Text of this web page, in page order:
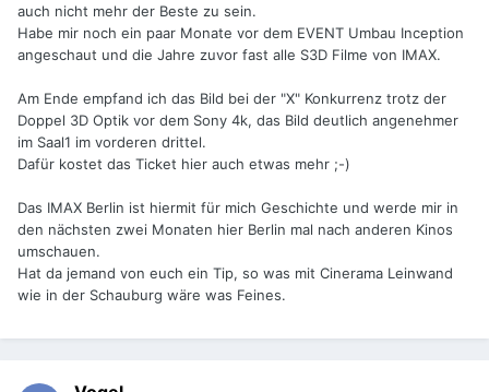
auch nicht mehr der Beste zu sein.
Habe mir noch ein paar Monate vor dem EVENT Umbau Inception
angeschaut und die Jahre zuvor fast alle S3D Filme von IMAX.
Am Ende empfand ich das Bild bei der "X" Konkurrenz trotz der
Doppel 3D Optik vor dem Sony 4k, das Bild deutlich angenehmer
im Saal1 im vorderen drittel.
Dafür kostet das Ticket hier auch etwas mehr ;-)
Das IMAX Berlin ist hiermit für mich Geschichte und werde mir in
den nächsten zwei Monaten hier Berlin mal nach anderen Kinos
umschauen.
Hat da jemand von euch ein Tip, so was mit Cinerama Leinwand
wie in der Schauburg wäre was Feines.